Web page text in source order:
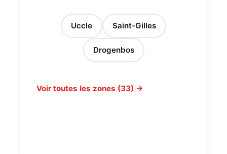
Uccle Saint-Gilles
Drogenbos
Voir toutes les zones (33) →